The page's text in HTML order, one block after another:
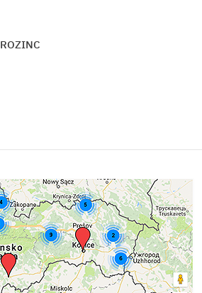
BIODERMA Sensibio H2O